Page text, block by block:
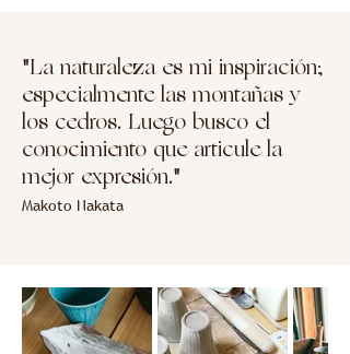
"La naturaleza es mi inspiración;
especialmente las montañas y
los cedros. Luego busco el
conocimiento que articule la
mejor expresión."
Makoto Nakata